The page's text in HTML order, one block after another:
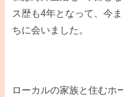
ス歴も4年となって、今
ちに会いました。
ローカルの家族と住むホ